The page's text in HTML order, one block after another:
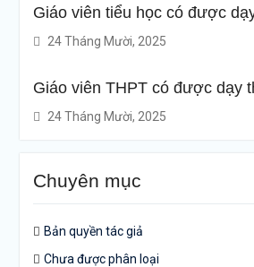
Giáo viên tiểu học có được
24 Tháng Mười, 2025
Giáo viên THPT có được dạy
24 Tháng Mười, 2025
Chuyên mục
Bản quyền tác giả
Chưa được phân loại